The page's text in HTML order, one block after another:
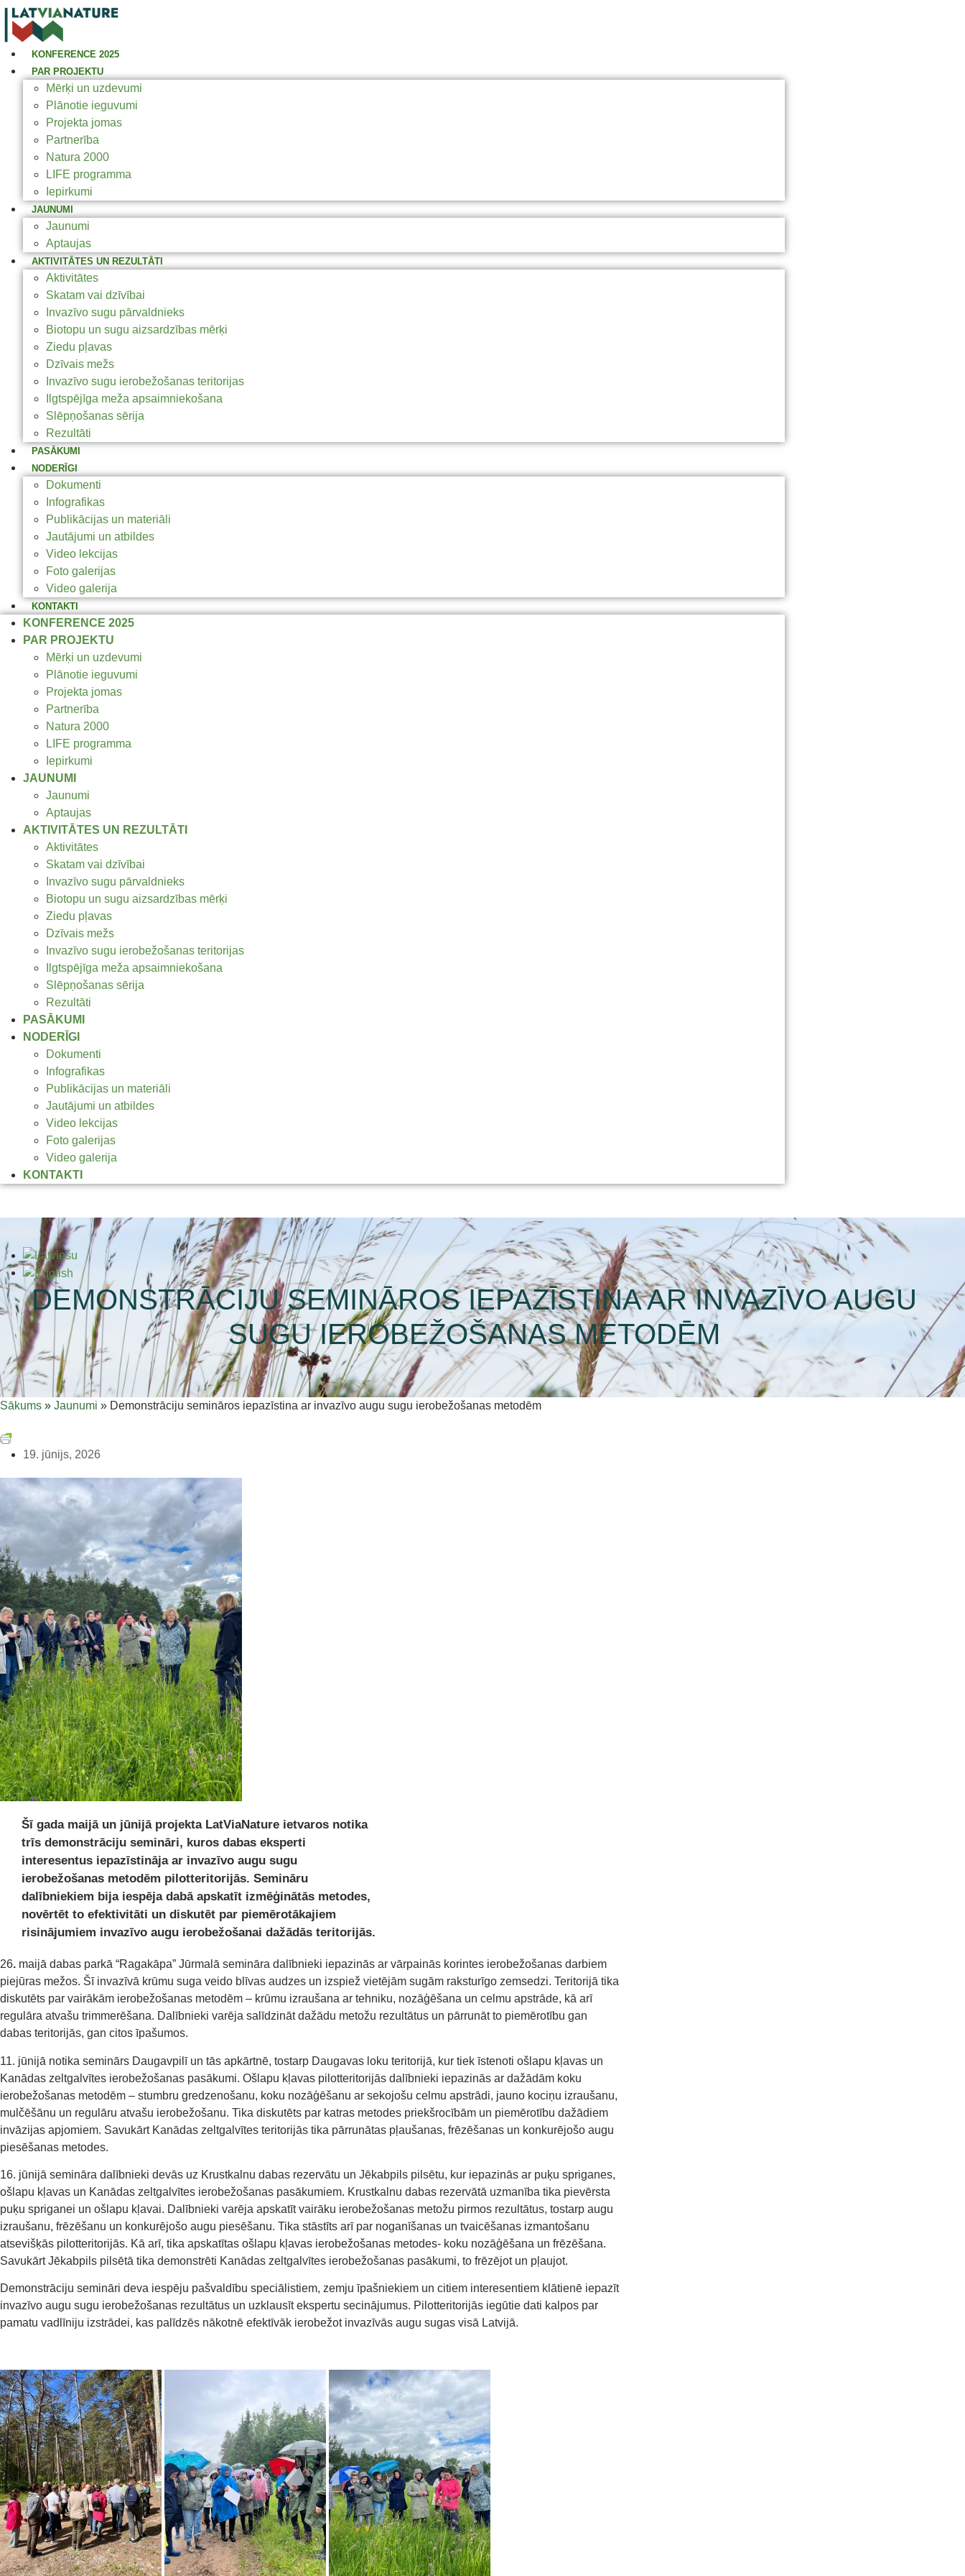
KONFERENCE 2025
PAR PROJEKTU
Mērķi un uzdevumi
Plānotie ieguvumi
Projekta jomas
Partnerība
Natura 2000
LIFE programma
Iepirkumi
JAUNUMI
Jaunumi
Aptaujas
AKTIVITĀTES UN REZULTĀTI
Aktivitātes
Skatam vai dzīvībai
Invazīvo sugu pārvaldnieks
Biotopu un sugu aizsardzības mērķi
Ziedu pļavas
Dzīvais mežs
Invazīvo sugu ierobežošanas teritorijas
Ilgtspējīga meža apsaimniekošana
Slēpņošanas sērija
Rezultāti
PASĀKUMI
NODERĪGI
Dokumenti
Infografikas
Publikācijas un materiāli
Jautājumi un atbildes
Video lekcijas
Foto galerijas
Video galerija
KONTAKTI
KONFERENCE 2025
PAR PROJEKTU
Mērķi un uzdevumi
Plānotie ieguvumi
Projekta jomas
Partnerība
Natura 2000
LIFE programma
Iepirkumi
JAUNUMI
Jaunumi
Aptaujas
AKTIVITĀTES UN REZULTĀTI
Aktivitātes
Skatam vai dzīvībai
Invazīvo sugu pārvaldnieks
Biotopu un sugu aizsardzības mērķi
Ziedu pļavas
Dzīvais mežs
Invazīvo sugu ierobežošanas teritorijas
Ilgtspējīga meža apsaimniekošana
Slēpņošanas sērija
Rezultāti
PASĀKUMI
NODERĪGI
Dokumenti
Infografikas
Publikācijas un materiāli
Jautājumi un atbildes
Video lekcijas
Foto galerijas
Video galerija
KONTAKTI
DEMONSTRĀCIJU SEMINĀROS IEPAZĪSTINA AR INVAZĪVO AUGU
SUGU IEROBEŽOŠANAS METODĒM
Sākums » Jaunumi » Demonstrāciju semināros iepazīstina ar invazīvo augu sugu ierobežošanas metodēm
19. jūnijs, 2026
Šī gada maijā un jūnijā projekta LatViaNature ietvaros notika
trīs demonstrāciju semināri, kuros dabas eksperti
interesentus iepazīstināja ar invazīvo augu sugu
ierobežošanas metodēm pilotteritorijās. Semināru
dalībniekiem bija iespēja dabā apskatīt izmēģinātās metodes,
novērtēt to efektivitāti un diskutēt par piemērotākajiem
risinājumiem invazīvo augu ierobežošanai dažādās teritorijās.
26. maijā dabas parkā “Ragakāpa” Jūrmalā semināra dalībnieki iepazinās ar vārpainās korintes ierobežošanas darbiem
piejūras mežos. Šī invazīvā krūmu suga veido blīvas audzes un izspiež vietējām sugām raksturīgo zemsedzi. Teritorijā tika
diskutēts par vairākām ierobežošanas metodēm – krūmu izraušana ar tehniku, nozāģēšana un celmu apstrāde, kā arī
regulāra atvašu trimmerēšana. Dalībnieki varēja salīdzināt dažādu metožu rezultātus un pārrunāt to piemērotību gan
dabas teritorijās, gan citos īpašumos.
11. jūnijā notika seminārs Daugavpilī un tās apkārtnē, tostarp Daugavas loku teritorijā, kur tiek īstenoti ošlapu kļavas un
Kanādas zeltgalvītes ierobežošanas pasākumi. Ošlapu kļavas pilotteritorijās dalībnieki iepazinās ar dažādām koku
ierobežošanas metodēm – stumbru gredzenošanu, koku nozāģēšanu ar sekojošu celmu apstrādi, jauno kociņu izraušanu,
mulčēšānu un regulāru atvašu ierobežošanu. Tika diskutēts par katras metodes priekšrocībām un piemērotību dažādiem
invāzijas apjomiem. Savukārt Kanādas zeltgalvītes teritorijās tika pārrunātas pļaušanas, frēzēšanas un konkurējošo augu
piesēšanas metodes.
16. jūnijā semināra dalībnieki devās uz Krustkalnu dabas rezervātu un Jēkabpils pilsētu, kur iepazinās ar puķu spriganes,
ošlapu kļavas un Kanādas zeltgalvītes ierobežošanas pasākumiem. Krustkalnu dabas rezervātā uzmanība tika pievērsta
puķu spriganei un ošlapu kļavai. Dalībnieki varēja apskatīt vairāku ierobežošanas metožu pirmos rezultātus, tostarp augu
izraušanu, frēzēšanu un konkurējošo augu piesēšanu. Tika stāstīts arī par noganīšanas un tvaicēšanas izmantošanu
atsevišķās pilotteritorijās. Kā arī, tika apskatītas ošlapu kļavas ierobežošanas metodes- koku nozāģēšana un frēzēšana.
Savukārt Jēkabpils pilsētā tika demonstrēti Kanādas zeltgalvītes ierobežošanas pasākumi, to frēzējot un pļaujot.
Demonstrāciju semināri deva iespēju pašvaldību speciālistiem, zemju īpašniekiem un citiem interesentiem klātienē iepazīt
invazīvo augu sugu ierobežošanas rezultātus un uzklausīt ekspertu secinājumus. Pilotteritorijās iegūtie dati kalpos par
pamatu vadlīniju izstrādei, kas palīdzēs nākotnē efektīvāk ierobežot invazīvās augu sugas visā Latvijā.